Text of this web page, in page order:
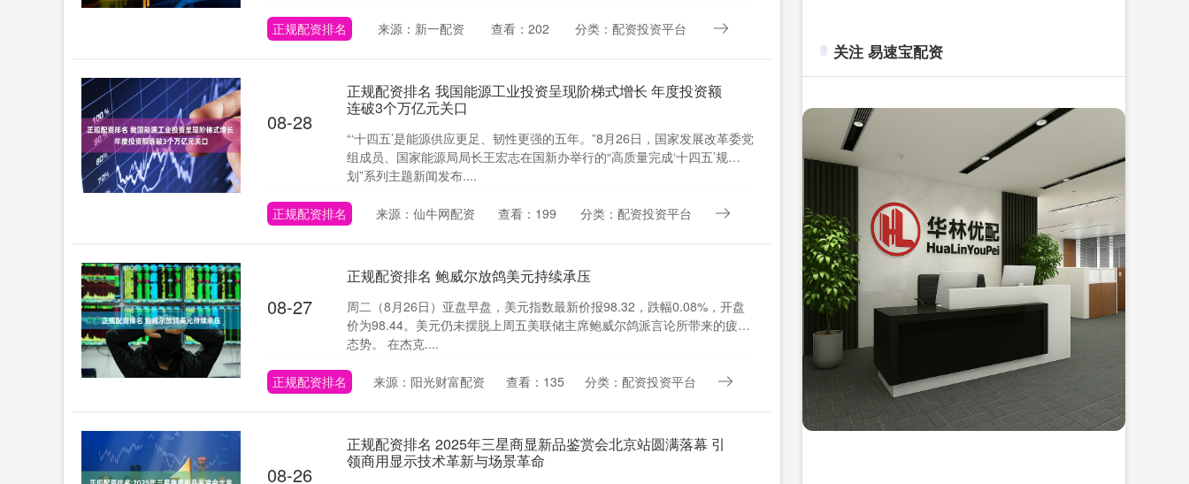
正规配资排名 来源：新一配资 查看：202 分类：配资投资平台
08-28
正规配资排名 我国能源工业投资呈现阶梯式增长 年度投资额
连破3个万亿元关口
“‘十四五’是能源供应更足、韧性更强的五年。”8月26日，国家发展改革委党
组成员、国家能源局局长王宏志在国新办举行的“高质量完成‘十四五’规
划”系列主题新闻发布....
正规配资排名 来源：仙牛网配资 查看：199 分类：配资投资平台
08-27
正规配资排名 鲍威尔放鸽美元持续承压
周二（8月26日）亚盘早盘，美元指数最新价报98.32，跌幅0.08%，开盘
价为98.44。美元仍未摆脱上周五美联储主席鲍威尔鸽派言论所带来的疲软
态势。 在杰克....
正规配资排名 来源：阳光财富配资 查看：135 分类：配资投资平台
08-26
正规配资排名 2025年三星商显新品鉴赏会北京站圆满落幕 引
领商用显示技术革新与场景革命
关注 易速宝配资